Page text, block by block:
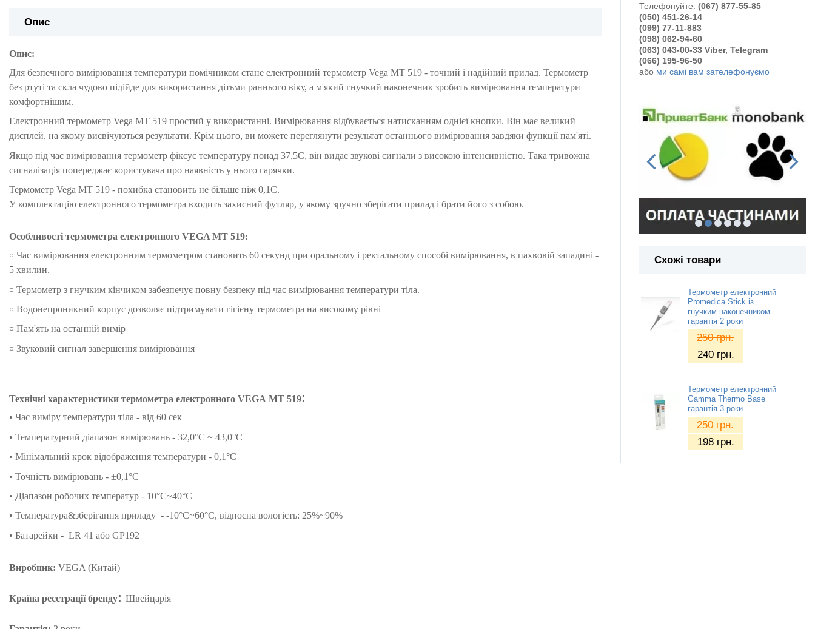
Опис
Опис:
Для безпечного вимірювання температури помічником стане електронний термометр Vega MT 519 - точний і надійний прилад. Термометр
без ртуті та скла чудово підійде для використання дітьми раннього віку, а м'який гнучкий наконечник зробить вимірювання температури
комфортнішим.
Електронний термометр Vega MT 519 простий у використанні. Вимірювання відбувається натисканням однієї кнопки. Він має великий
дисплей, на якому висвічуються результати. Крім цього, ви можете переглянути результат останнього вимірювання завдяки функції пам'яті.
Якщо під час вимірювання термометр фіксує температуру понад 37,5С, він видає звукові сигнали з високою інтенсивністю. Така тривожна
сигналізація попереджає користувача про наявність у нього гарячки.
Термометр Vega MT 519 - похибка становить не більше ніж 0,1С.
У комплектацію електронного термометра входить захисний футляр, у якому зручно зберігати прилад і брати його з собою.
Особливості термометра електронного VEGA MT 519:
¤ Час вимірювання електронним термометром становить 60 секунд при оральному і ректальному способі вимірювання, в пахвовій западині -
5 хвилин.
¤ Термометр з гнучким кінчиком забезпечує повну безпеку під час вимірювання температури тіла.
¤ Водонепроникний корпус дозволяє підтримувати гігієну термометра на високому рівні
¤ Пам'ять на останній вимір
¤ Звуковий сигнал завершення вимірювання
Технічні характеристики термометра електронного VEGA MT 519:
• Час виміру температури тіла - від 60 сек
• Температурний діапазон вимірювань - 32,0°C ~ 43,0°C
• Мінімальний крок відображення температури - 0,1°C
• Точність вимірювань - ±0,1°C
• Діапазон робочих температур - 10°C~40°C
• Температура&зберігання приладу - -10°C~60°C, відносна вологість: 25%~90%
• Батарейки - LR 41 або GP192
Виробник: VEGA (Китай)
Країна реєстрації бренду: Швейцарія
Телефонуйте: (067) 877-55-85
(050) 451-26-14
(099) 77-11-883
(098) 062-94-60
(063) 043-00-33 Viber, Telegram
(066) 195-96-50
або ми самі вам зателефонуємо
Схожі товари
Термометр електронний
Promedica Stick із
гнучким наконечником
гарантія 2 роки
250грн.
240 грн.
Термометр електронний
Gamma Thermo Base
гарантія 3 роки
250грн.
198 грн.